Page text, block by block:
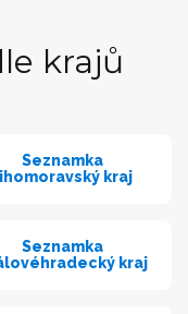
krajů
Seznamka
kraj
Seznamka
kraj